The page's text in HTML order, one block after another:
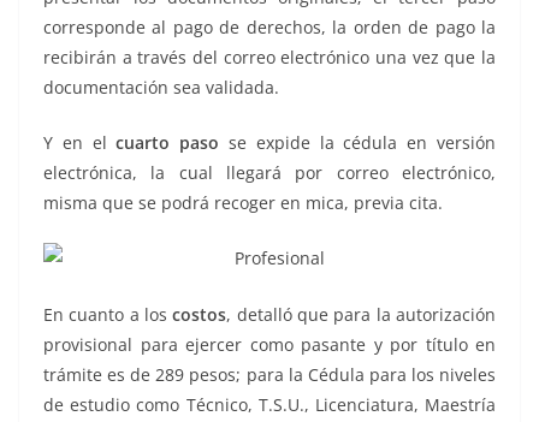
corresponde al pago de derechos, la orden de pago la
recibirán a través del correo electrónico una vez que la
documentación sea validada.
Y en el cuarto paso se expide la cédula en versión
electrónica, la cual llegará por correo electrónico,
misma que se podrá recoger en mica, previa cita.
En cuanto a loscostos, detalló que para la autorización
provisional para ejercer como pasante y por título en
trámite es de 289 pesos; para la Cédula para los niveles
de estudio como Técnico, T.S.U., Licenciatura, Maestría